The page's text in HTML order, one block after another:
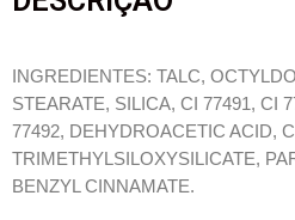
INGREDIENTES: TALC,
STEARATE, SILICA, CI 77491, CI
77492, DEHYDROACETIC ACID,
TRIMETHYLSILOXYSILICATE,
BENZYL CINNAMATE.